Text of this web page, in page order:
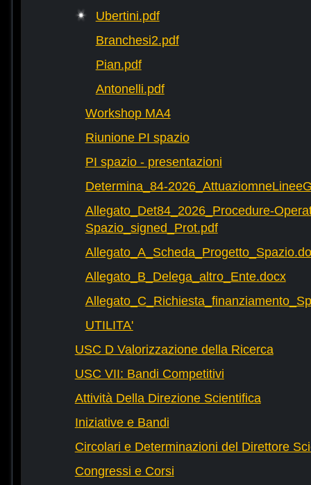
Ubertini.pdf
Branchesi2.pdf
Pian.pdf
Antonelli.pdf
Workshop MA4
Riunione PI spazio
PI spazio - presentazioni
Determina_84-
Allegato_Det84_2026_Procedure-
Spazio_signed_Prot.pdf
Allegato_B_Delega_altro_Ente.docx
UTILITA'
USC D Valorizzazione della Ricerca
USC VII: Bandi Competitivi
Attività Della Direzione Scientifica
Iniziative e Bandi
Circolari e Determinazioni del Direttore
Congressi e Corsi